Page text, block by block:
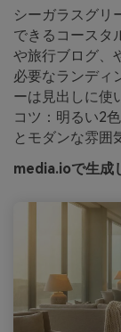
シーガラスグリ
できるコースタ
や旅行ブログ、
必要なランディ
ーは見出しに使
コツ：明るい2
とモダンな雰囲
media.ioで生成